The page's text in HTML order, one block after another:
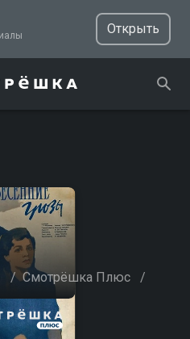
и сериалы
Открыть
/ Смотрёшка Плюс /